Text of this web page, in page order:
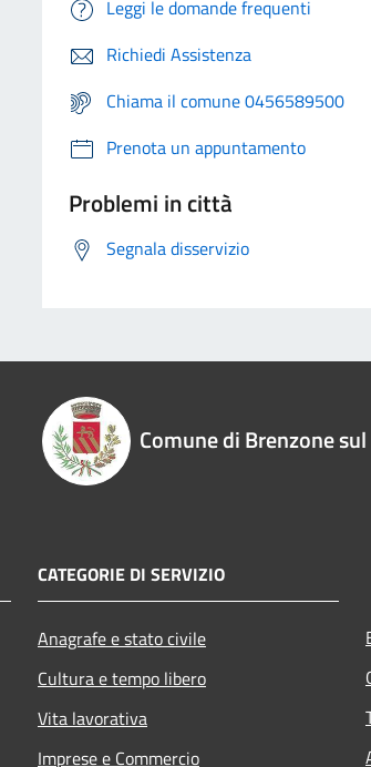
Leggi le domande frequenti
Richiedi Assistenza
Chiama il comune 0456589500
Prenota un appuntamento
Problemi in città
Segnala disservizio
Comune di Brenzone
CATEGORIE DI SERVIZIO
Anagrafe e stato civile
Cultura e tempo libero
Vita lavorativa
Imprese e Commercio